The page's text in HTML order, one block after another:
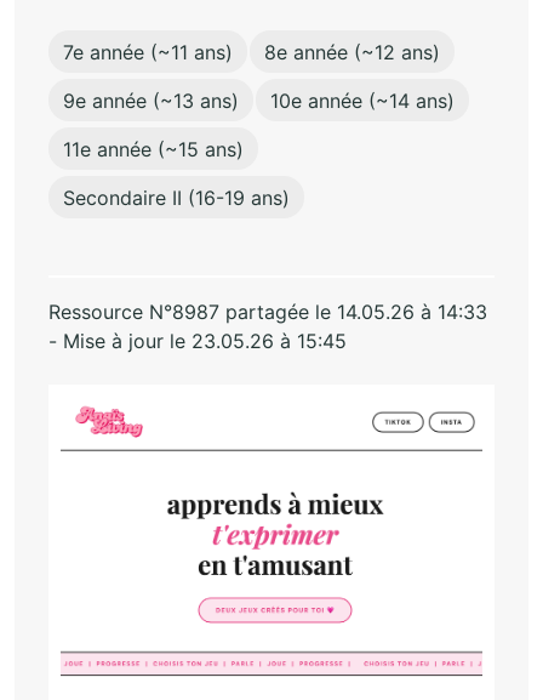
7e année (~11 ans)
8e année (~12 ans)
9e année (~13 ans)
10e année (~14 ans)
11e année (~15 ans)
Secondaire II (16-19 ans)
Ressource N°8987 partagée le 14.05.26 à 14:33
- Mise à jour le 23.05.26 à 15:45